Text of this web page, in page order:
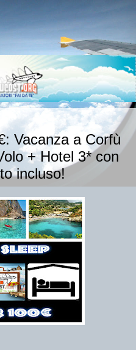
Vacanza a Corfù
+ Hotel 3* con
incluso!